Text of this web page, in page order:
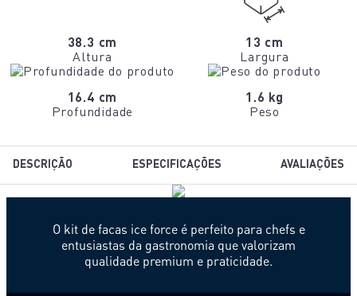
38.3 cm
Altura
13 cm
Largura
16.4 cm
Profundidade
1.6 kg
Peso
DESCRIÇÃO ESPECIFICAÇÕES AVALIAÇÕES
O kit de facas ice force é perfeito para chefs e
entusiastas da gastronomia que valorizam
qualidade premium e praticidade.